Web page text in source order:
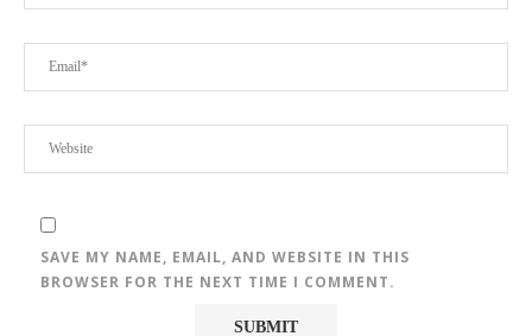
SAVE MY NAME, EMAIL, AND WEBSITE IN THIS
BROWSER FOR THE NEXT TIME I COMMENT.